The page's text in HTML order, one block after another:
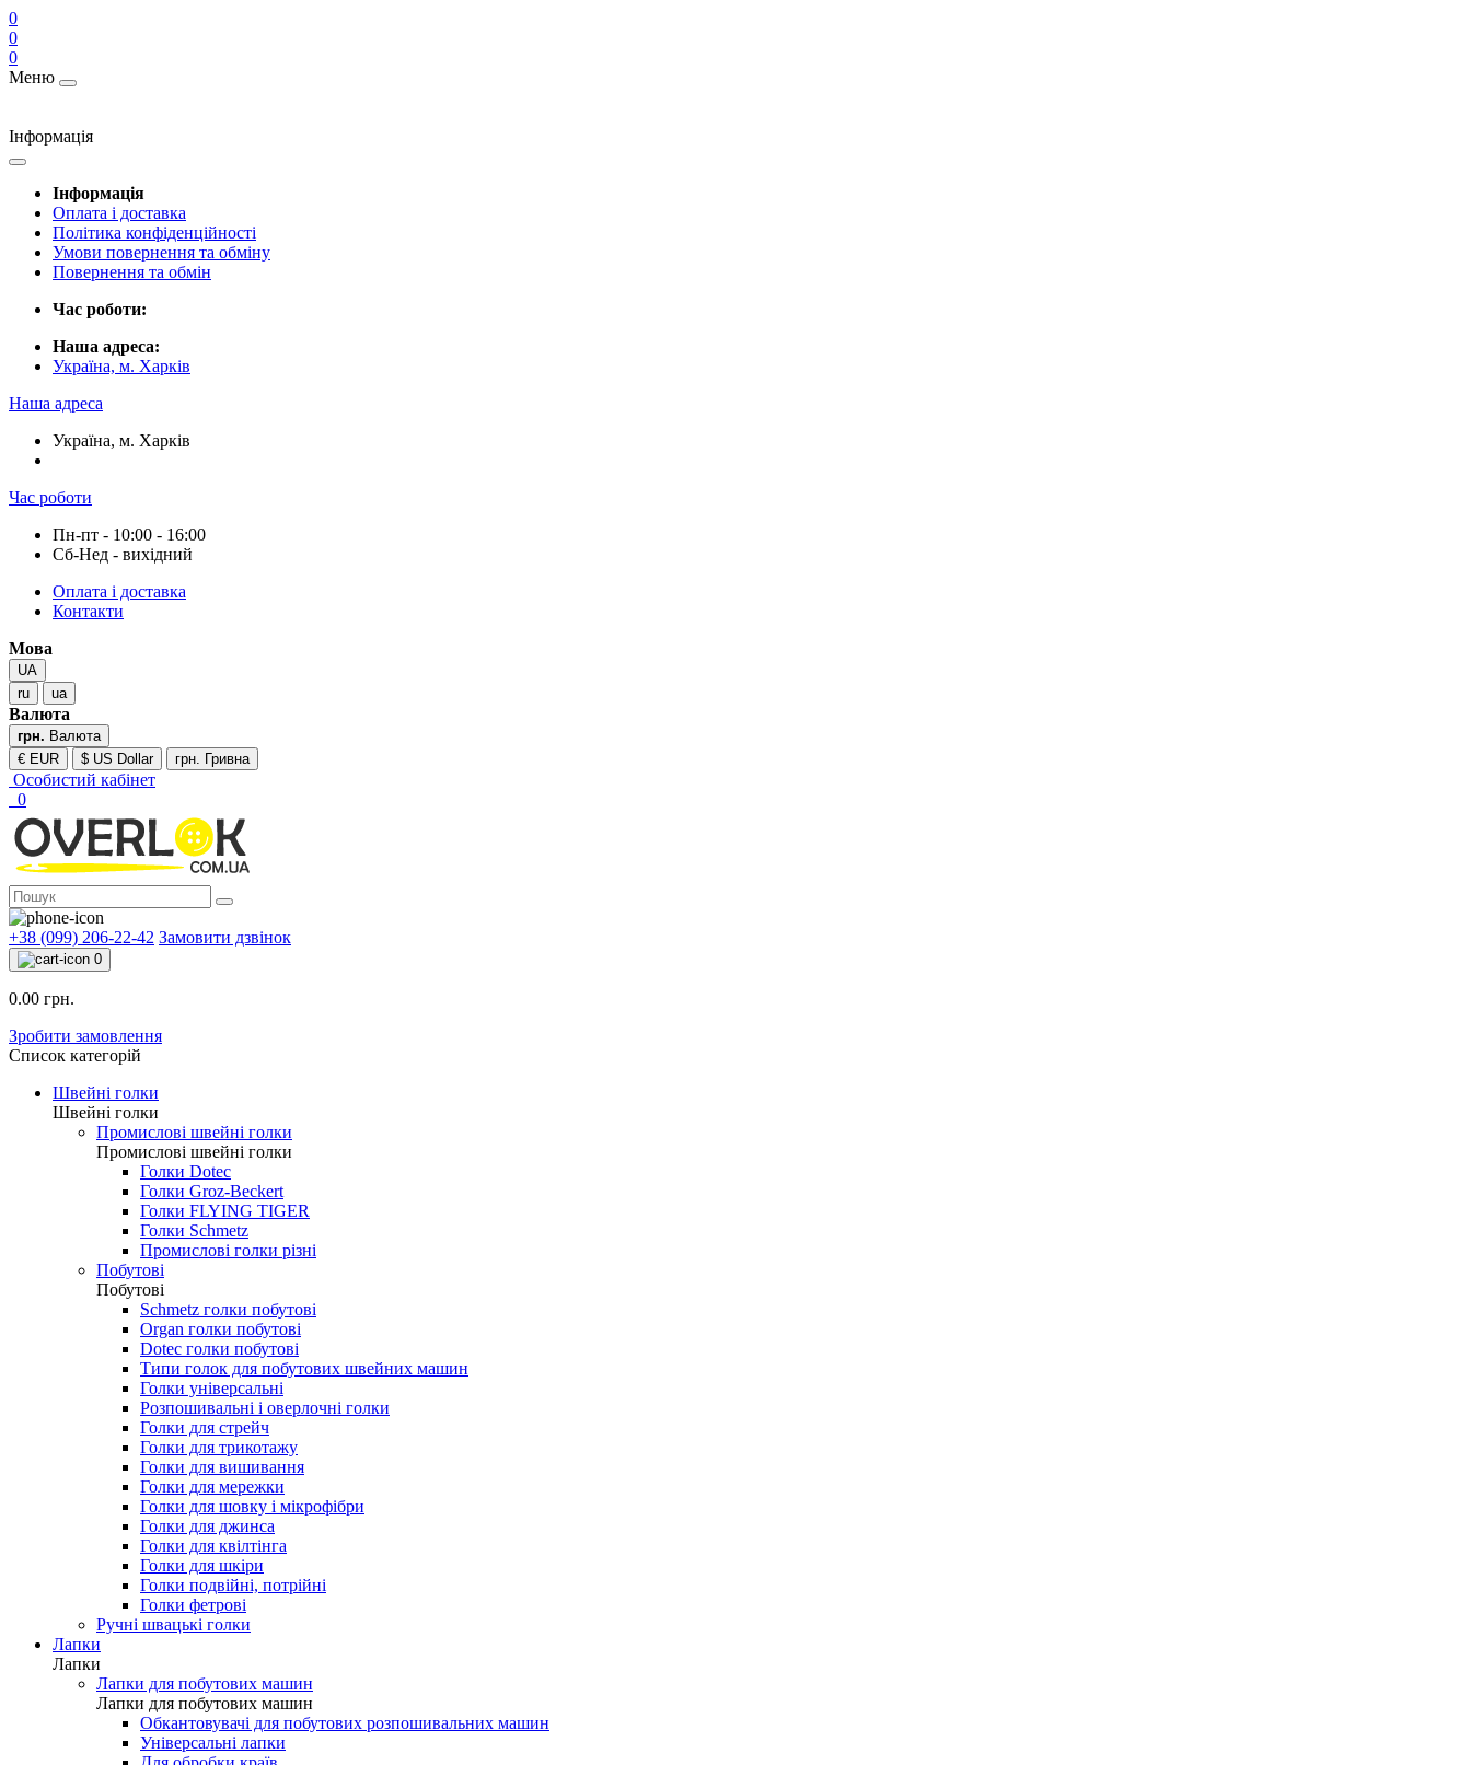
0
0
0
Меню
Інформація
Інформація
Оплата і доставка
Політика конфіденційності
Умови повернення та обміну
Повернення та обмін
Час роботи:
Наша адреса:
Україна, м. Харків
Наша адреса
Україна, м. Харків
Час роботи
Пн-пт - 10:00 - 16:00
Сб-Нед - вихідний
Оплата і доставка
Контакти
Мова
UA
ru
ua
Валюта
грн. Валюта
€ EUR
$ US Dollar грн. Гривна
Особистий кабінет
0
+38 (099) 206-22-42 Замовити дзвінок
0
0.00 грн.
Зробити замовлення
Список категорій
Швейні голки
Швейні голки
Промислові швейні голки
Промислові швейні голки
Голки Dotec
Голки Groz-Beckert
Голки FLYING TIGER
Голки Schmetz
Промислові голки різні
Побутові
Побутові
Schmetz голки побутові
Organ голки побутові
Dotec голки побутові
Типи голок для побутових швейних машин
Голки універсальні
Розпошивальні і оверлочні голки
Голки для стрейч
Голки для трикотажу
Голки для вишивання
Голки для мережки
Голки для шовку і мікрофібри
Голки для джинса
Голки для квілтінга
Голки для шкіри
Голки подвійні, потрійні
Голки фетрові
Ручні швацькі голки
Лапки
Лапки
Лапки для побутових машин
Лапки для побутових машин
Обкантовувачі для побутових розпошивальних машин
Універсальні лапки